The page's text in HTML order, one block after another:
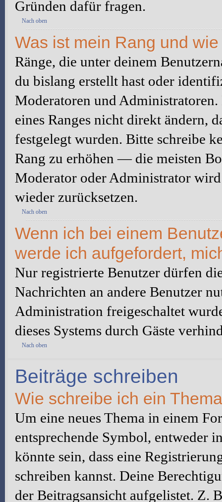
Gründen dafür fragen.
Nach oben
Was ist mein Rang und
Ränge, die unter deinem
du bislang erstellt hast oder
Moderatoren und
eines Ranges nicht direkt ändern,
festgelegt wurden. Bitte schreibe
Rang zu erhöhen — die meisten
Moderator oder Administrator
wieder zurücksetzen.
Nach oben
Wenn ich bei einem
werde ich aufgefordert,
Nur registrierte Benutzer dürfen
Nachrichten an andere Benutzer
Administration freigeschaltet
dieses Systems durch Gäste
Nach oben
Beiträge schreiben
Wie schreibe ich ein
Um eine neues Thema in einem
entsprechende Symbol, entweder
könnte sein, dass eine
schreiben kannst. Deine
der Beitragsansicht aufgelistet. Z.